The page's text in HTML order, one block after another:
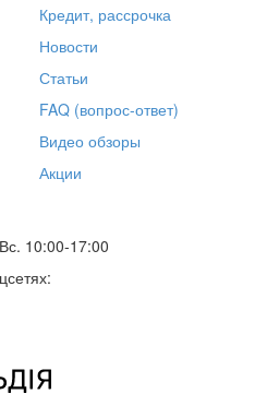
Кредит, рассрочка
Новости
Статьи
FAQ (вопрос-ответ)
Видео обзоры
Акции
10:00-17:00